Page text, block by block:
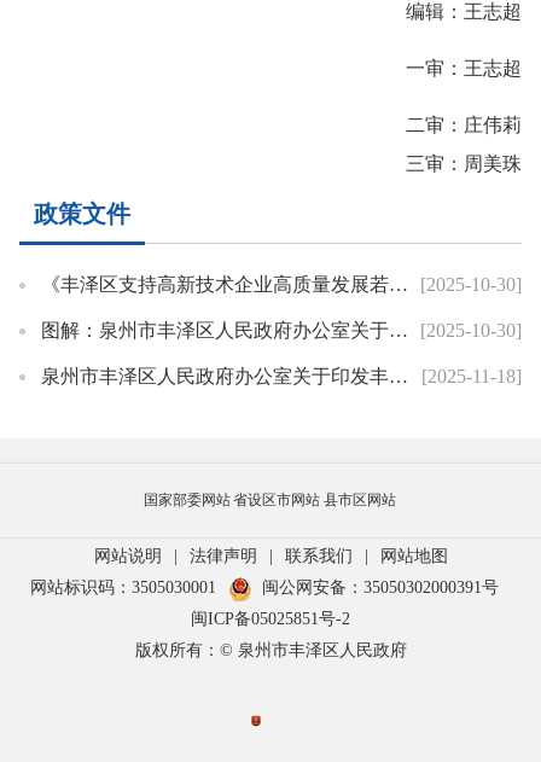
编辑：王志超
一审：王志超
二审：庄伟莉
三审：周美珠
政策文件
[2025-10-30]
《丰泽区支持高新技术企业高质量发展若干措施》政策解读
[2025-10-30]
图解：泉州市丰泽区人民政府办公室关于印发丰泽区支持高新技术企业高质量发展若干措施的通知
[2025-11-18]
泉州市丰泽区人民政府办公室关于印发丰泽区支持高新技术企业高质量发展若干措施的通知
国家部委网站省设区市网站 县市区网站
网站说明 | 法律声明 | 联系我们 |
网站地图
网站标识码：3505030001
闽公网安备：35050302000391号
闽ICP备05025851号-2
版权所有：© 泉州市丰泽区人民政府